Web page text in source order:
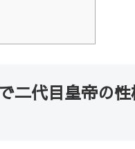
二代目皇帝の